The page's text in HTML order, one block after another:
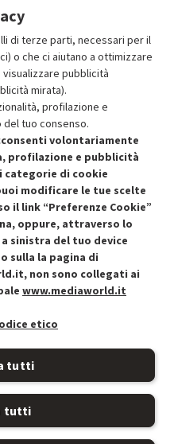
da
al carrello
sul prodotto ricondizionato.
Recedere dal contratto qui
di terze parti, necessari per il
o che ci aiutano a ottimizzare
pubblicità
mirata).
profilazione e
tuo consenso.
volontariamente
profilazione e pubblicità
categorie di cookie
modificare le tue scelte
il link “Preferenze Cookie”
oppure, attraverso lo
sinistra del tuo device
sulla la pagina di
non sono collegati ai
www.mediaworld.it
etico
tutti
tutti